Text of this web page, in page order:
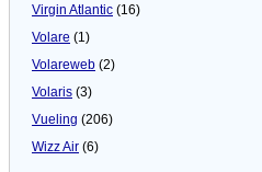
Virgin Atlantic (16)
Volare (1)
Volareweb (2)
Volaris (3)
Vueling (206)
Wizz Air (6)